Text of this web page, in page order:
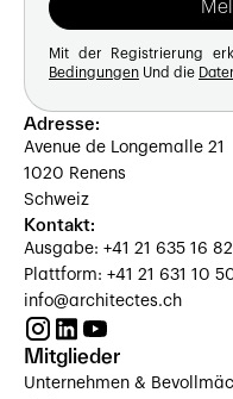
Mit der Registrierung
Bedingungen Und die
Adresse:
Avenue de Longemalle 21
1020 Renens
Schweiz
Kontakt:
Ausgabe: +41 21 635 16 82
Plattform: +41 21 631 10
info@architectes.ch
Mitglieder
Unternehmen &